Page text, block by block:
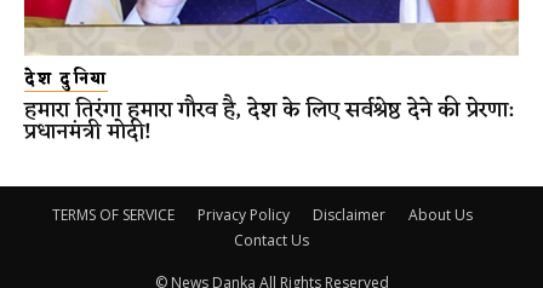
देश दुनिया
हमारा तिरंगा हमारा गौरव है, देश के लिए सर्वश्रेष्ठ देने की प्रेरणा:
प्रधानमंत्री मोदी!
TERMS OF SERVICE Privacy Policy Disclaimer
About Us
Contact Us
© News Danka All Rights Reserved